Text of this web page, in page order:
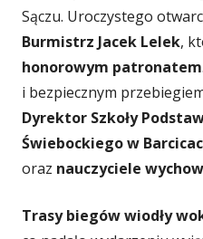
Sączu. Uroczystego
Burmistrz Jacek Lelek,
honorowym patronatem
i bezpiecznym
Dyrektor Szkoły
Świebockiego w
oraz nauczyciele
Trasy biegów wiodły